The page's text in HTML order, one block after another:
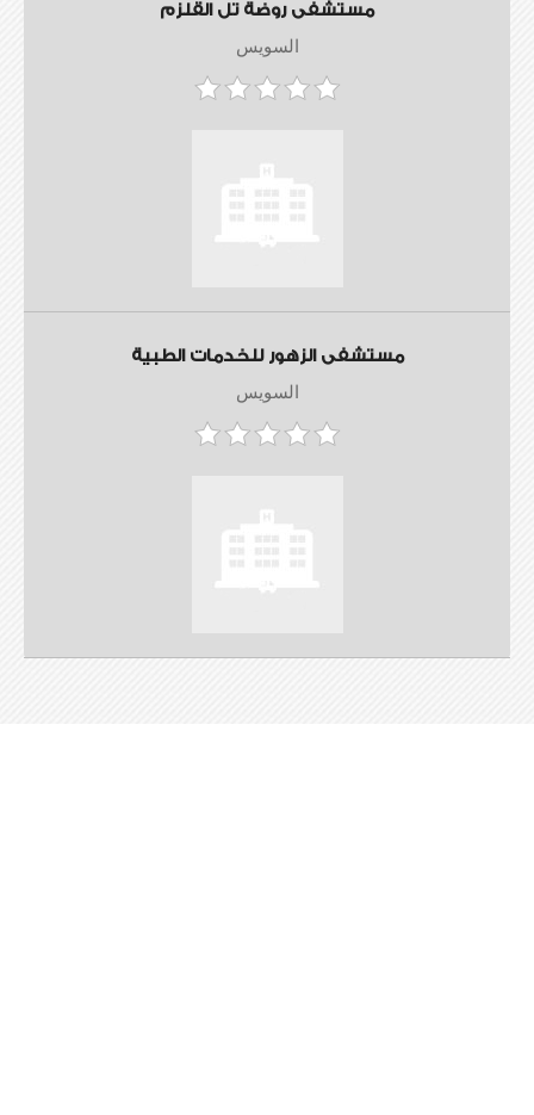
مستشفى روضة تل القلزم
السويس
مستشفى الزهور للخدمات الطبية
السويس